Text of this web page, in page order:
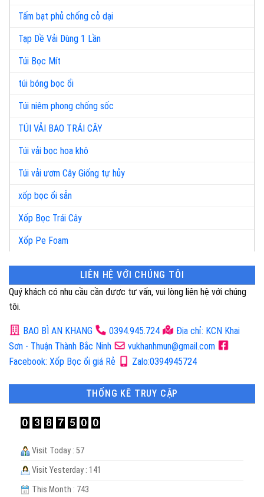
Tấm bạt phủ chống cỏ dại
Tạp Dề Vải Dùng 1 Lần
Túi Bọc Mít
túi bóng bọc ổi
Túi niêm phong chống sốc
TÚI VẢI BAO TRÁI CÂY
Túi vải bọc hoa khô
Túi vải ươm Cây Giống tự hủy
xốp bọc ổi sẵn
Xốp Bọc Trái Cây
Xốp Pe Foam
LIÊN HỆ VỚI CHÚNG TÔI
Quý khách có nhu cầu cần được tư vấn, vui lòng liên hệ với chúng
tôi.
BAO BÌ AN KHANG 0394.945.724
Địa chỉ: KCN Khai
Sơn - Thuận Thành Bắc Ninh
vukhanhmun@gmail.com
Facebook: Xốp Bọc ổi giá Rẻ
Zalo:0394945724
THỐNG KÊ TRUY CẬP
Visit Today : 57
Visit Yesterday : 141
This Month : 743